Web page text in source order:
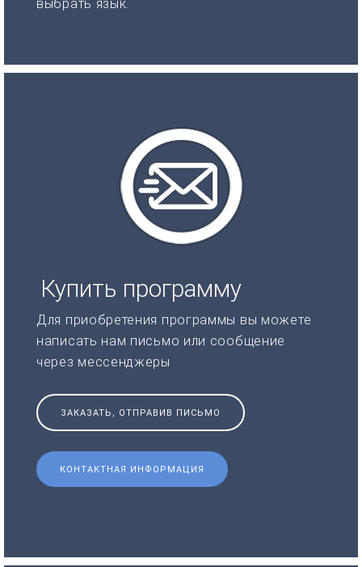
выбрать язык.
Купить программу
Для приобретения программы вы можете
написать нам письмо или сообщение
через мессенджеры
ЗАКАЗАТЬ, ОТПРАВИВ ПИСЬМО
КОНТАКТНАЯ ИНФОРМАЦИЯ